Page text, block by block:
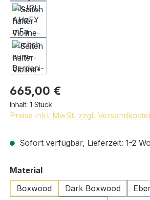
665,00 €
Inhalt: 1 Stück
Preise inkl. MwSt. zzgl.
Sofort verfügbar, Lieferzeit: 1-2
Materialauswählen
Boxwood
Dark Boxwood